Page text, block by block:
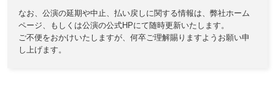
なお、公演の延期や中止、払い戻しに関する情報は、 弊社ホーム
ページ、もしくは公演の公式HPにて随時更新いたします。
ご不便をおかけいたしますが、何卒ご理解賜りますようお願い申
し上げます。